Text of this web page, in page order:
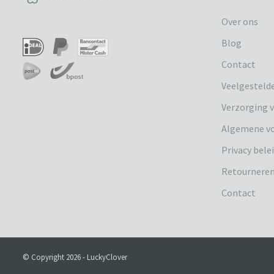
Over ons
Blog
Contact
Verzorging
Algemene
Privacy
Retourneren
Contact
© Copyright 2026 - LuckyClover